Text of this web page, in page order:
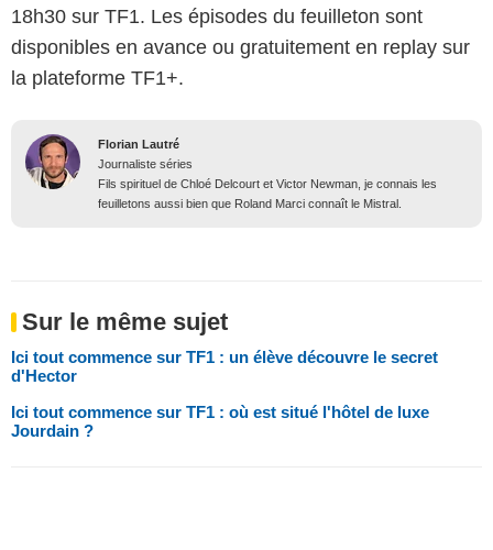
18h30 sur TF1. Les épisodes du feuilleton sont
disponibles en avance ou gratuitement en replay sur
la plateforme TF1+.
Florian Lautré
Journaliste séries
Fils spirituel de Chloé Delcourt et Victor Newman, je connais les
feuilletons aussi bien que Roland Marci connaît le Mistral.
Sur le même sujet
Ici tout commence sur TF1 : un élève découvre le secret
d'Hector
Ici tout commence sur TF1 : où est situé l'hôtel de luxe
Jourdain ?